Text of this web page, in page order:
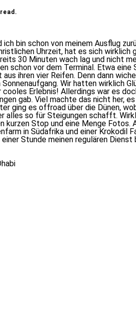
bin schon von meinem Ausflug
Uhrzeit, hat es sich
30 Minuten wach lag und nicht
schon vor dem Terminal. Etwa
ihren vier Reifen. Denn dann
Wir hatten wirklich
Erlebnis! Allerdings war es
gab. Viel machte das nicht
ging es offroad über die Dünen,
alles so für Steigungen schafft.
kurzen Stop und eine Menge
in Südafrika und einer Krokodil
Stunde meinen regulären